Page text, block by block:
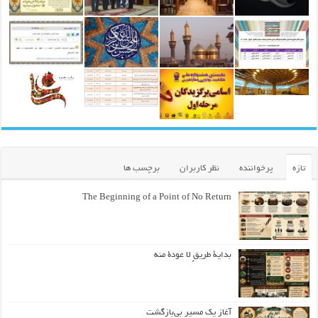
تازه پرخواننده نظر کاربران برچسب ها
The Beginning of a Point of No Return
بداية طريقٍ لا عودة منه
آغاز یک مسیر بی‌بازگشت